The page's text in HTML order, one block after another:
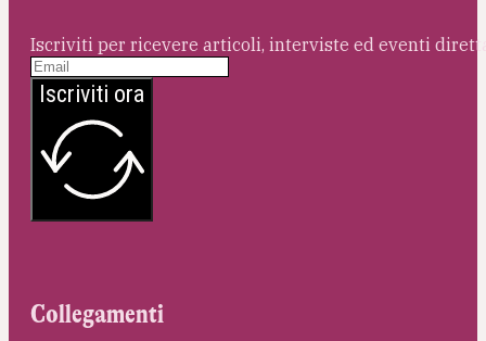
Iscriviti per ricevere articoli, interviste ed eventi
Iscriviti ora
Collegamenti